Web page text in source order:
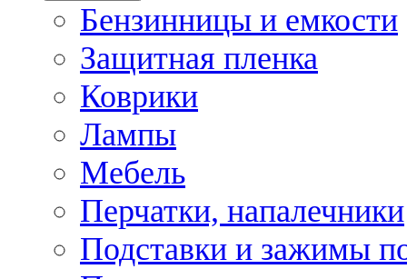
Бензинницы и емкости
Защитная пленка
Коврики
Лампы
Мебель
Перчатки, напалечники
Подставки и зажимы